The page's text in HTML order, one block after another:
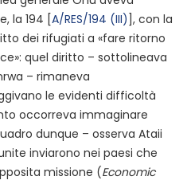
la 194 [A/RES/194 (III)], con la
dei rifugiati a «fare ritorno
quel diritto – sottolineava
– rimaneva
le evidenti difficoltà
occorreva immaginare
dunque – osserva Ataii
inviarono nei paesi che
missione (Economic